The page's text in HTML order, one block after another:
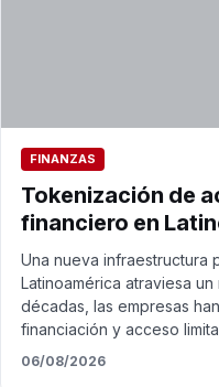
FINANZAS
Tokenización de
financiero en
Una nueva infraestructura
Latinoamérica atraviesa
décadas, las empresas
financiación y acceso
06/08/2026